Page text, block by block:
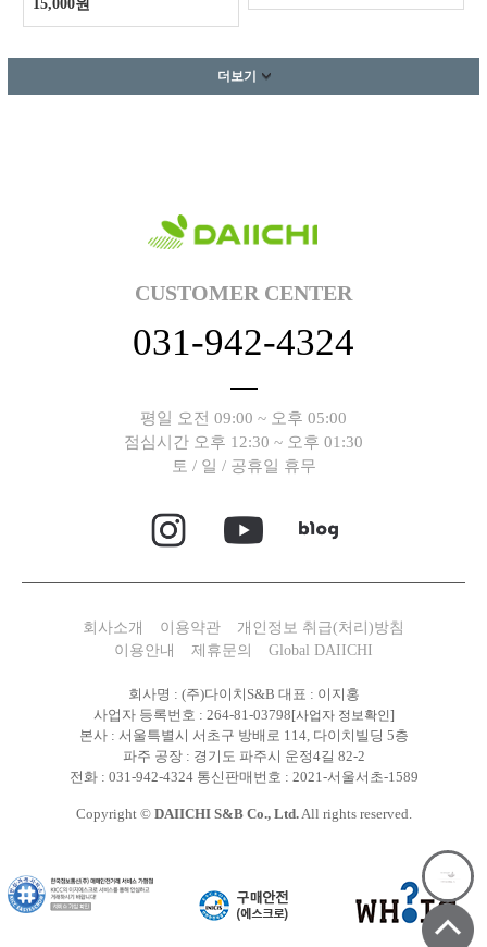
15,000원
더보기
CUSTOMER CENTER
031-942-4324
평일 오전 09:00 ~ 오후 05:00
점심시간 오후 12:30 ~ 오후 01:30
토 / 일 / 공휴일 휴무
회사소개 이용약관
개인정보 취급(처리)방침
이용안내
제휴문의 Global DAIICHI
회사명 : (주)다이치S&B 대표 : 이지홍
사업자 등록번호 : 264-81-03798 [사업자 정보확인]
본사 : 서울특별시 서초구 방배로 114, 다이치빌딩 5층
파주 공장 : 경기도 파주시 운정4길 82-2
전화 : 031-942-4324 통신판매번호 : 2021-서울서초-1589
Copyright © DAIICHI S&B Co., Ltd.All rights reserved.